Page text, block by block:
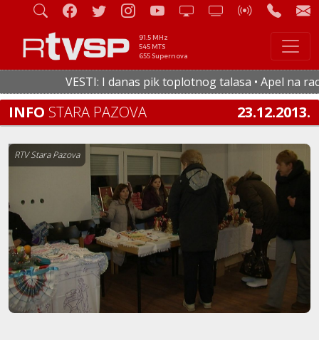
91.5 MHz
545 MTS
655 Supernova
VESTI: I danas pik toplotnog talasa • Apel na
INFO STARA PAZOVA 23.12.2013.
RTV Stara Pazova